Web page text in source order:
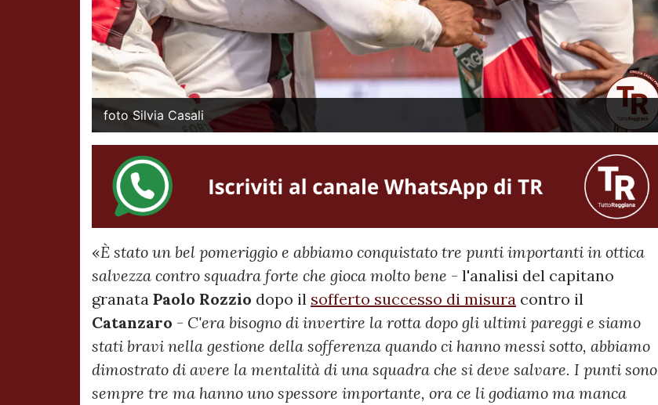
foto Silvia Casali
«È stato un bel pomeriggio e abbiamo conquistato tre punti importanti in ottica
salvezza contro squadra forte che gioca molto bene - l'analisi del capitano
granata Paolo Rozzio dopo il sofferto successo di misura contro il
Catanzaro - C'era bisogno di invertire la rotta dopo gli ultimi pareggi e siamo
stati bravi nella gestione della sofferenza quando ci hanno messi sotto, abbiamo
dimostrato di avere la mentalità di una squadra che si deve salvare. I punti sono
sempre tre ma hanno uno spessore importante, ora ce li godiamo ma manca